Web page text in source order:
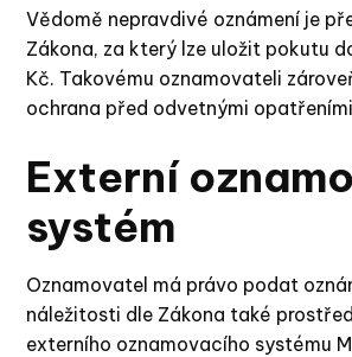
Vědomě nepravdivé oznámení je
Zákona, za který lze uložit pokutu
Kč. Takovému oznamovateli
ochrana před odvetnými
Externí
systém
Oznamovatel má právo podat
náležitosti dle Zákona také
externího oznamovacího systému